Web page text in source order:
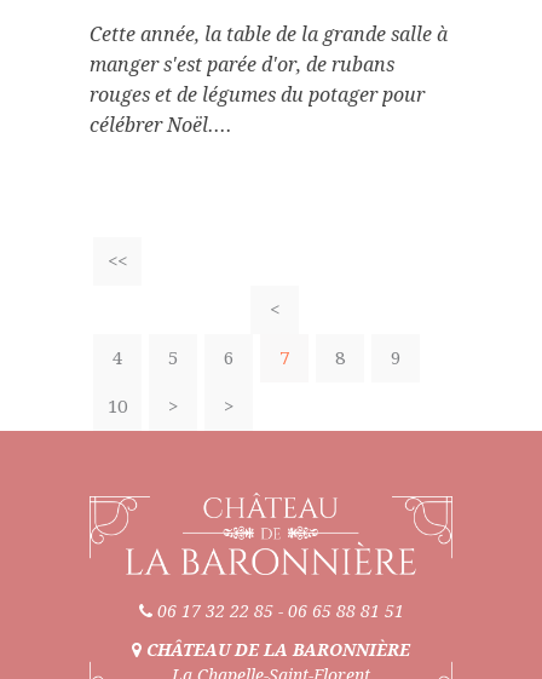
Cette année, la table de la grande salle à
manger s'est parée d'or, de rubans
rouges et de légumes du potager pour
célébrer Noël....
<<
<
4 5 6 7 8 9
10 > >
06 17 32 22 85- 06 65 88 81 51
CHÂTEAU DE LA BARONNIÈRE
La Chapelle-Saint-Florent